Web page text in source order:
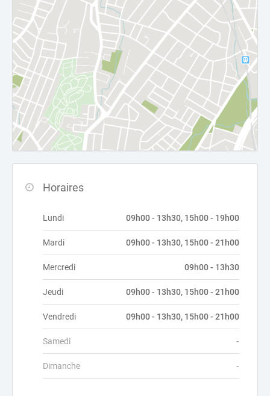
Horaires
Lundi 09h00 - 13h30, 15h00 - 19h00
Mardi 09h00 - 13h30, 15h00 - 21h00
Mercredi 09h00 - 13h30
Jeudi 09h00 - 13h30, 15h00 - 21h00
Vendredi 09h00 - 13h30, 15h00 - 21h00
Samedi -
Dimanche -